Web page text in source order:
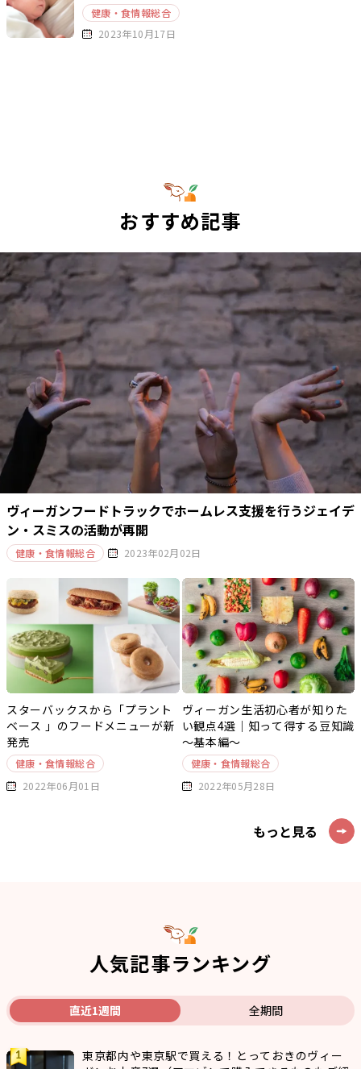
健康・食情報総合
2023年10月17日
おすすめ記事
ヴィーガンフードトラックでホームレス支援を行うジェイデ
ン・スミスの活動が再開
健康・食情報総合 2023年02月02日
スターバックスから「プラント
ベース 」のフードメニューが新
発売
健康・食情報総合
2022年06月01日
ヴィーガン生活初心者が知りた
い観点4選｜知って得する豆知識
～基本編～
健康・食情報総合
2022年05月28日
もっと見る
人気記事ランキング
直近1週間 全期間
東京都内や東京駅で買える！とっておきのヴィー